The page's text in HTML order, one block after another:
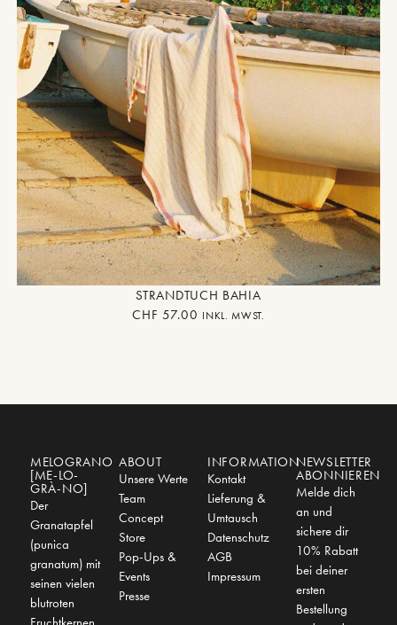
STRANDTUCH BAHIA
CHF 57.00 INKL. MWST.
MELOGRANO
[ME-LO-
GRÀ-NO]
Der
Granatapfel
(punica
granatum) mit
seinen vielen
blutroten
ABOUT
Unsere Werte
Team
Concept
Store
Pop-Ups &
Events
Presse
INFORMATION
Kontakt
Lieferung &
Umtausch
Datenschutz
AGB
Impressum
NEWSLETTER
ABONNIEREN
Melde dich
an und
sichere dir
10% Rabatt
bei deiner
ersten
Bestellung